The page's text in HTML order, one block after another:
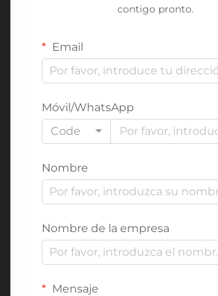
contigo pronto.
Email
Móvil/WhatsApp
Code
Nombre
Nombre de la empresa
Mensaje